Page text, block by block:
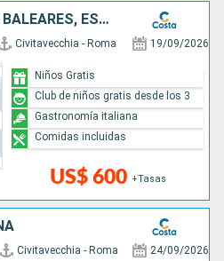
ITALIA, FRANCIA, ISLAS BALEARES, ESPAÑA
Civitavecchia - Roma 19/09/2026
US$ 600 +Tasas
Niños Gratis
Club de niños gratis desde los 3
Gastronomía italiana
Comidas incluidas
Civitavecchia - Roma 24/09/2026